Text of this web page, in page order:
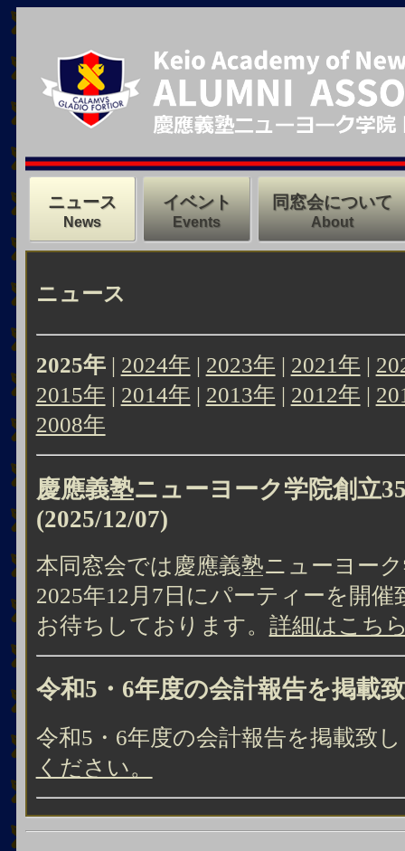
ニュース
News
イベント
Events
同窓会について
About
ニュース
2025年| 2024年 | 2023年 | 2021年 |
2015年 | 2014年 | 2013年 | 2012年 |
2008年
慶應義塾ニューヨーク学院創立
(2025/12/07)
本同窓会では慶應義塾ニューヨー
2025年12月7日にパーティーを開
お待ちしております。 詳細はこち
令和5・6年度の会計報告を掲載
令和5・6年度の会計報告を掲載致
ください。